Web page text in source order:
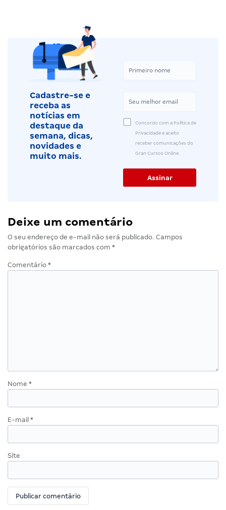
Cadastre-se e
receba as
notícias em
destaque da
semana, dicas,
novidades e
muito mais.
Concordo com a Política de
Privacidade e aceito
receber comunicações do
Gran Cursos Online.
Deixe um comentário
O seu endereço de e-mail não será publicado. Campos
obrigatórios são marcados com *
Comentário *
Nome *
E-mail *
Site